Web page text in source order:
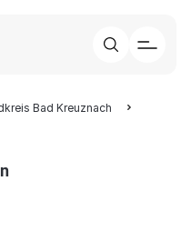
Bad Kreuznach